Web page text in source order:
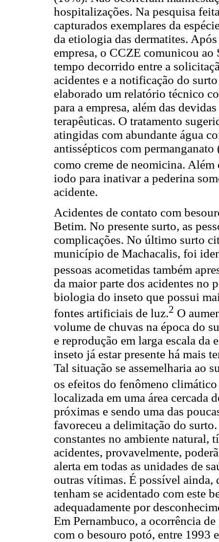
hospitalizações. Na pesquisa
capturados exemplares da
da etiologia das dermatites.
empresa, o CCZE comunicou
tempo decorrido entre a
acidentes e a notificação do
elaborado um relatório técnico
para a empresa, além das
terapêuticas. O tratamento
atingidas com abundante água
antissépticos com
como creme de neomicina.
iodo para inativar a pederina
acidente.
Acidentes de contato com
Betim. No presente surto, as
complicações. No último surto
município de Machacalis, foi
pessoas acometidas também
da maior parte dos acidentes no
biologia do inseto que possui
fontes artificiais de luz.2 O
volume de chuvas na época do
e reprodução em larga escala da
inseto já estar presente há mais
Tal situação se assemelharia ao
os efeitos do fenômeno
localizada em uma área cercada
próximas e sendo uma das
favoreceu a delimitação do
constantes no ambiente natural,
acidentes, provavelmente,
alerta em todas as unidades de
outras vítimas. É possível ainda,
tenham se acidentado com este
adequadamente por
Em Pernambuco, a ocorrência
com o besouro potó, entre 1993